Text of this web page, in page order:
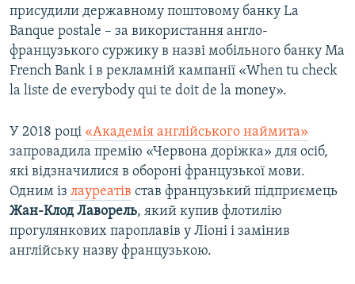
присудили державному поштовому банку La
Banque postale – за використання англо-
французького суржику в назві мобільного банку Ma
French Bank і в рекламній кампанії «When tu check
la liste de everybody qui te doit de la money».
У 2018 році «Академія англійського наймита»
запровадила премію «Червона доріжка» для осіб,
які відзначилися в обороні французької мови.
Одним із лауреатів став французький підприємець
Жан-Клод Лаворель, який купив флотилію
прогулянкових пароплавів у Ліоні і замінив
англійську назву французькою.